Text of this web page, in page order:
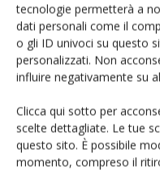
tecnologie permetterà a
dati personali come il
o gli ID univoci su questo
personalizzati. Non
influire negativamente su
Clicca qui sotto per
scelte dettagliate. Le tue
questo sito. È possibile
momento, compreso il
TAG Fpga & Dsp
Facebook